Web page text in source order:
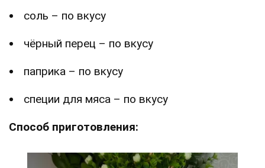
соль – по вкусу
чёрный перец – по вкусу
паприка – по вкусу
специи для мяса – по вкусу
Способ приготовления: